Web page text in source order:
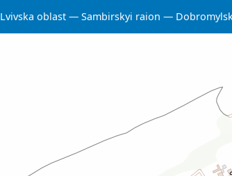
Lvivska oblast Sambirskyi raion